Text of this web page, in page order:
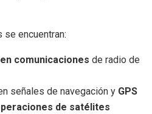
encuentran:
comunicaciones de radio de
señales de navegación y GPS
de satélites